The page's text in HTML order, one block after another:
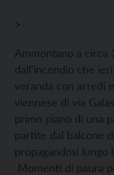
>
Ammontano a circa
dall’incendio che
veranda con arredi
viennese di via
primo piano di una
partite dal balcone
propagandosi lungo
Momenti di paura